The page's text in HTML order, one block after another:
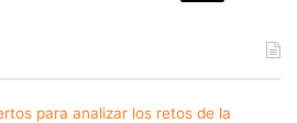
para analizar los retos de la